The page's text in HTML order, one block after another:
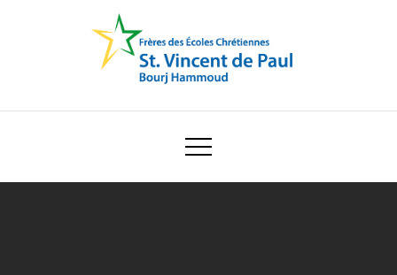
Ecole Saint Vincent de Paul